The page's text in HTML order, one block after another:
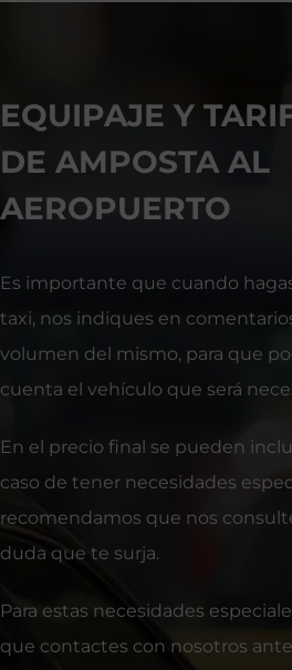
EQUIPAJE Y
DE AMPOSTA AL
AEROPUERTO
Es importante que cuando
taxi, nos indiques en
volumen del mismo, para que
cuenta el vehículo que será
En el precio final se pueden
caso de tener necesidades
recomendamos que nos
duda que te surja.
Para estas necesidades
que contactes con nosotros